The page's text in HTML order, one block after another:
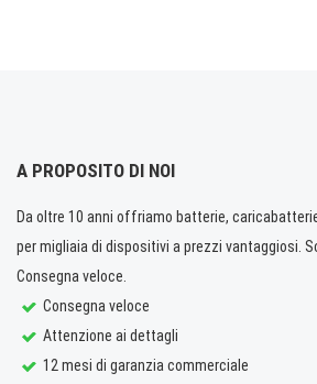
A PROPOSITO DI NOI
Da oltre 10 anni offriamo batterie,
per migliaia di dispositivi a prezzi vantaggiosi.
Consegna veloce.
Consegna veloce
Attenzione ai dettagli
12 mesi di garanzia commerciale